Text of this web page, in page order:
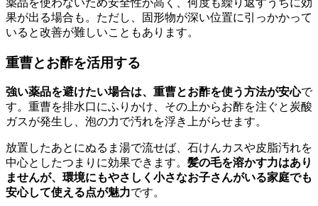
薬品を使わないため安全性が高く、何度も繰り返すうちに効
果が出る場合も。ただし、固形物が深い位置に引っかかって
いると改善が難しいこともあります。
重曹とお酢を活用する
強い薬品を避けたい場合は、重曹とお酢を使う方法が安心で
す。重曹を排水口にふりかけ、その上からお酢を注ぐと炭酸
ガスが発生し、泡の力で汚れを浮き上がらせます。
放置したあとにぬるま湯で流せば、石けんカスや皮脂汚れを
中心としたつまりに効果できます。 髪の毛を溶かす力はあり
ませんが、環境にもやさしく小さなお子さんがいる家庭でも
安心して使える点が魅力です。